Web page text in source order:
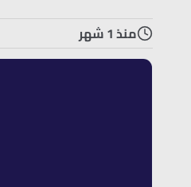
منذ 1 شهر